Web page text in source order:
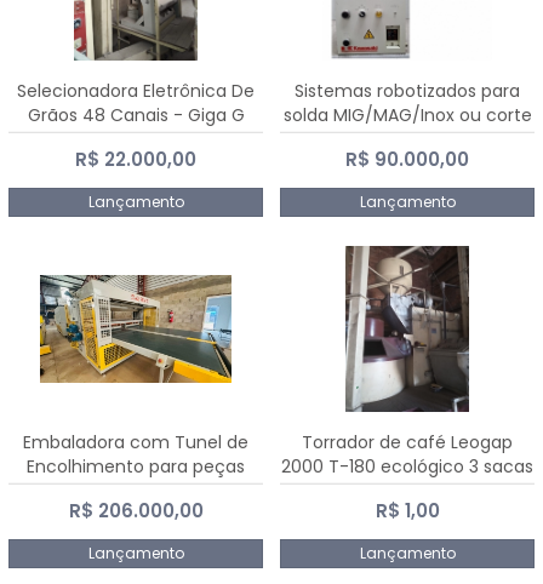
Selecionadora Eletrônica De
Grãos 48 Canais - Giga G
10000
R$ 22.000,00
Lançamento
Sistemas robotizados para
solda MIG/MAG/Inox ou corte
plasma
R$ 90.000,00
Lançamento
Embaladora com Tunel de
Encolhimento para peças
grandes portas janelas -
Dalmak
R$ 206.000,00
Lançamento
Torrador de café Leogap
2000 T-180 ecológico 3 sacas
de carga 540 kg/h
R$ 1,00
Lançamento